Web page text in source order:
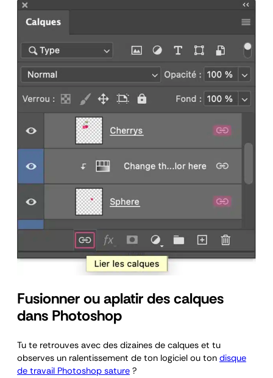
Fusionner ou aplatir des calques
dans Photoshop
Tu te retrouves avec des dizaines de calques et tu
observes un ralentissement de ton logiciel ou ton disque
de travail Photoshop sature ?